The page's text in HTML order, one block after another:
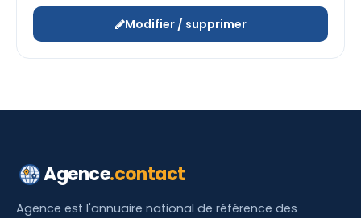
Modifier / supprimer
Agence.contact
Agence est l'annuaire national de référence des